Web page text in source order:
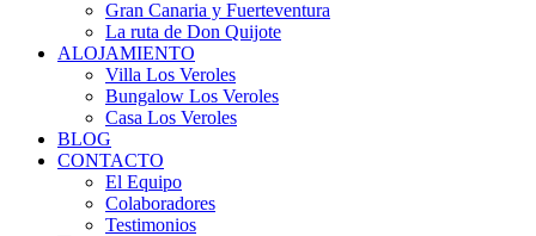
Gran Canaria y Fuerteventura
La ruta de Don Quijote
ALOJAMIENTO
Villa Los Veroles
Bungalow Los Veroles
Casa Los Veroles
BLOG
CONTACTO
El Equipo
Colaboradores
Testimonios